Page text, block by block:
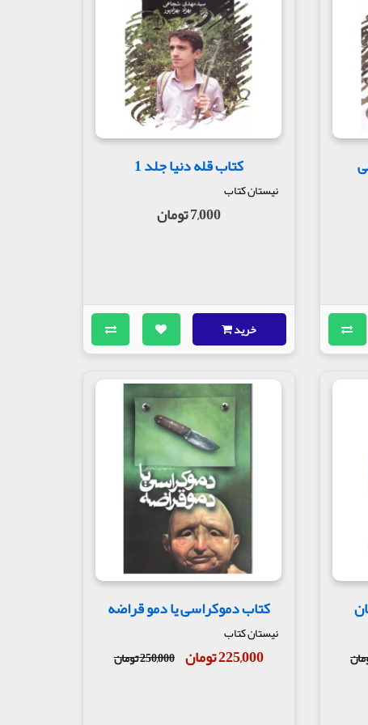
جوگندمی و صورتی نورانی اما مصیبت چشیده و
موج می‌زند. سمت نگاه این سه نفر، آمبولانس
کتاب قله دنیا جلد 1
نیستان کتاب
7,000 تومان
خرید
کتاب دموکراسی یا دمو قراضه
نیستان کتاب
225,000 تومان 250,000 تومان